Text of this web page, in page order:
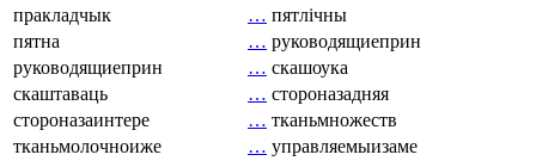
пракладчык
… пятлічны
пятна
… руководящиеприн
руководящиеприн
… скашоука
скаштаваць
… стороназадняя
стороназаинтере
… тканьмножеств
тканьмолочноиже
… управляемыизаме